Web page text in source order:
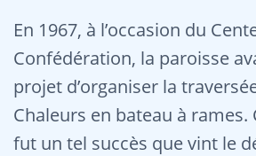
En 1967, à l’occasion du
Confédération, la paroisse
projet d’organiser la
Chaleurs en bateau à rames.
fut un tel succès que vint le